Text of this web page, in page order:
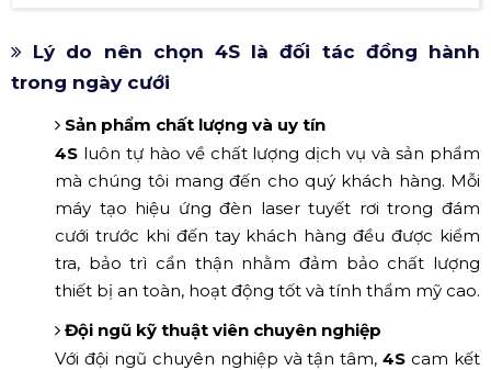
Lý do nên chọn 4S là đối tác đồng hành
trong ngày cưới
Sản phẩm chất lượng và uy tín
4S luôn tự hào về chất lượng dịch vụ và sản phẩm
mà chúng tôi mang đến cho quý khách hàng. Mỗi
máy tạo hiệu ứng đèn laser tuyết rơi trong đám
cưới trước khi đến tay khách hàng đều được kiểm
tra, bảo trì cẩn thận nhằm đảm bảo chất lượng
thiết bị an toàn, hoạt động tốt và tính thẩm mỹ cao.
Đội ngũ kỹ thuật viên chuyên nghiệp
Với đội ngũ chuyên nghiệp và tận tâm,4S cam kết